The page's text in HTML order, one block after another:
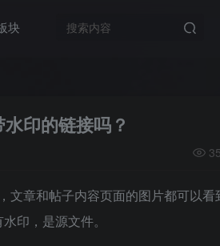
块
印的链接吗？
文章和帖子内容页面的图片都可以看
印，是源文件。